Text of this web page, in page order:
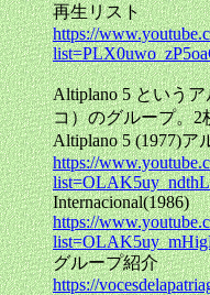
再生リスト
https://
Altiplano 5 という
コ）のグループ。2
Altiplano 5 (1977)ア
https://
Internacional(1986)
https://
グループ紹介
https://